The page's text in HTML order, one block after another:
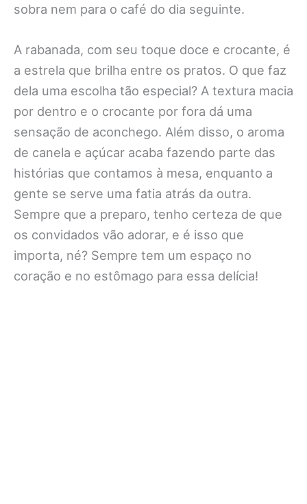
sobra nem para o café do dia seguinte.
A rabanada, com seu toque doce e crocante, é
a estrela que brilha entre os pratos. O que faz
dela uma escolha tão especial? A textura macia
por dentro e o crocante por fora dá uma
sensação de aconchego. Além disso, o aroma
de canela e açúcar acaba fazendo parte das
histórias que contamos à mesa, enquanto a
gente se serve uma fatia atrás da outra.
Sempre que a preparo, tenho certeza de que
os convidados vão adorar, e é isso que
importa, né? Sempre tem um espaço no
coração e no estômago para essa delícia!